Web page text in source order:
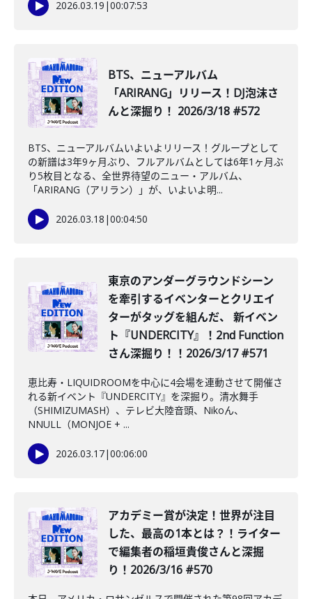
2026.03.19 |00:07:53
BTS、ニューアルバム
「ARIRANG」リリース！DJ泡沫さ
んと深掘り！ 2026/3/18 #572
BTS、ニューアルバムいよいよリリース！グループとして
の新譜は3年9ヶ月ぶり、フルアルバムとしては6年1ヶ月ぶ
り5枚目となる、全世界待望のニュー・アルバム、
「ARIRANG（アリラン）」が、いよいよ明...
2026.03.18 |00:04:50
東京のアンダーグラウンドシーン
を牽引するイベンターとクリエイ
ターがタッグを組んだ、 新イベン
ト『UNDERCITY』！2nd Function
さん深掘り！！2026/3/17 #571
恵比寿・LIQUIDROOMを中心に4会場を連動させて開催さ
れる新イベント『UNDERCITY』を深掘り。清水舞手
（SHIMIZUMASH）、テレビ大陸音頭、Nikoん、
NNULL（MONJOE + ...
2026.03.17|00:06:00
️アカデミー賞が決定！世界が注目
した、最高の1本とは？！ライター
で編集者の稲垣貴俊さんと深掘
り！2026/3/16 #570